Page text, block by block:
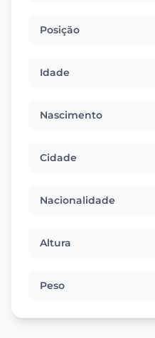
Posição
Idade
Nascimento
Cidade
Nacionalidade
Altura
Peso